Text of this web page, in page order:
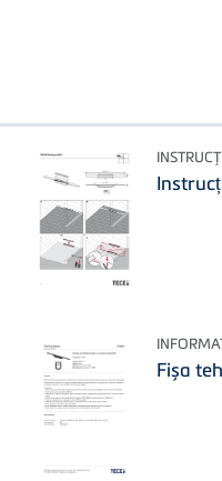
Fișa